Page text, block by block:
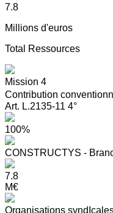
7.8
Millions d'euros
Total Ressources
Mission 4
Contribution
Art. L.2135-11 4°
100%
CONSTRUCTYS -
7.8
M€
Organisations